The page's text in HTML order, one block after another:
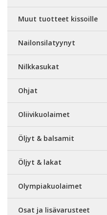
Muut tuotteet kissoille
Nailonsilatyynyt
Nilkkasukat
Ohjat
Oliivikuolaimet
Öljyt & balsamit
Öljyt & lakat
Olympiakuolaimet
Osat ja lisävarusteet